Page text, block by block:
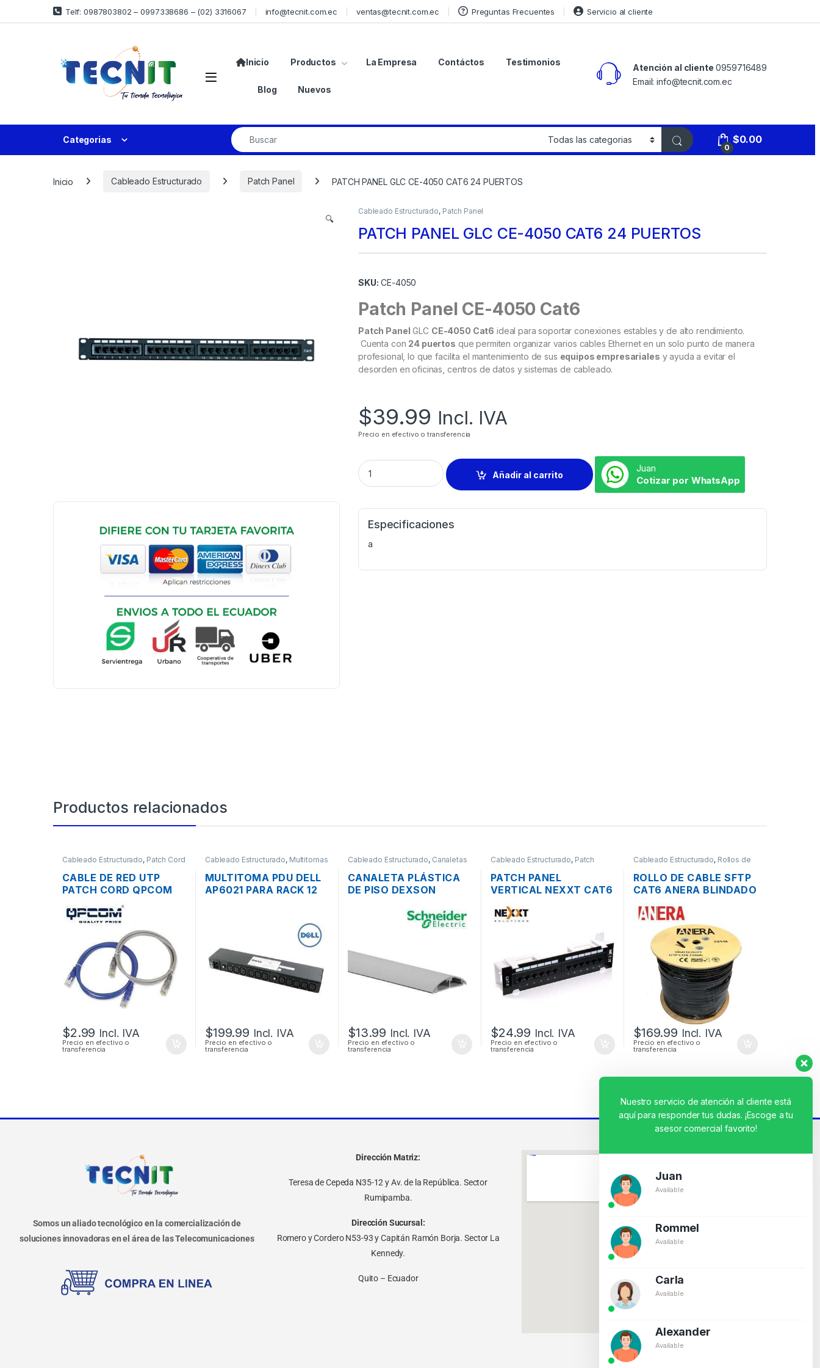
Telf: 0987803802 – 0997338686 – (02) 3316067 info@tecnit.com.ec ventas@tecnit.com.ec Preguntas Frecuentes Servicio al cliente
Inicio Productos La Empresa Contáctos Testimonios
Blog Nuevos
Atención al cliente 0959716489
Email: info@tecnit.com.ec
Categorias
0
$0.00
Inicio Cableado Estructurado Patch Panel PATCH PANEL GLC CE-4050 CAT6 24 PUERTOS
🔍
Cableado Estructurado, Patch Panel
PATCH PANEL GLC CE-4050 CAT6 24 PUERTOS
SKU: CE-4050
Patch Panel CE-4050 Cat6
Patch Panel GLC CE-4050 Cat6 ideal para soportar conexiones estables y de alto rendimiento.
Cuenta con 24 puertos que permiten organizar varios cables Ethernet en un solo punto de manera
profesional, lo que facilita el mantenimiento de sus equipos empresariales y ayuda a evitar el
desorden en oficinas, centros de datos y sistemas de cableado.
$39.99 Incl. IVA
Precio en efectivo o transferencia
Añadir al carrito
Juan
Cotizar por WhatsApp
Especificaciones
a
Productos relacionados
Cableado Estructurado, Patch Cord
CABLE DE RED UTP
PATCH CORD QPCOM
30CM 1 PIE
$2.99 Incl. IVA
Precio en efectivo o
transferencia
Cableado Estructurado, Multitomas
MULTITOMA PDU DELL
AP6021 PARA RACK 12
$199.99 Incl. IVA
Precio en efectivo o
transferencia
Cableado Estructurado, Canaletas
CANALETA PLÁSTICA
DE PISO DEXSON
DIVISION PVC 60 X 13
$13.99 Incl. IVA
Precio en efectivo o
transferencia
Cableado Estructurado, Patch
PATCH PANEL
VERTICAL NEXXT CAT6
PARED
$24.99 Incl. IVA
Precio en efectivo o
transferencia
Cableado Estructurado, Rollos de
ROLLO DE CABLE SFTP
CAT6 ANERA BLINDADO
$169.99 Incl. IVA
Precio en efectivo o
transferencia
Somos un aliado tecnológico en la comercialización de
soluciones innovadoras en el área de las Telecomunicaciones
Dirección Matriz:
Teresa de Cepeda N35-12 y Av. de la República. Sector
Rumipamba.
Dirección Sucursal:
Romero y Cordero N53-93 y Capitán Ramón Borja. Sector La
Kennedy.
Quito – Ecuador
Nuestro servicio de atención al cliente está
aquí para responder tus dudas. ¡Escoge a tu
asesor comercial favorito!
Juan
Available
Rommel
Available
Carla
Available
Alexander
Available